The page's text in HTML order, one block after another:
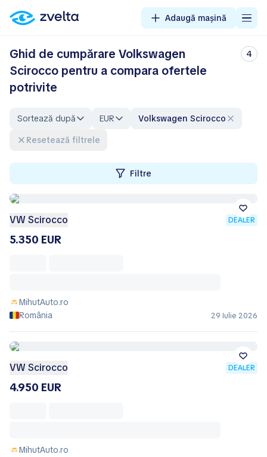
Adaugă mașină
Ghid de cumpărare Volkswagen
Scirocco pentru a compara ofertele
potrivite
4
Sortează după EUR
Volkswagen Scirocco
Resetează filtrele
Filtre
VW Scirocco DEALER
5.350 EUR
MihutAuto.ro
România
29 Iulie 2026
VW Scirocco DEALER
4.950 EUR
MihutAuto.ro